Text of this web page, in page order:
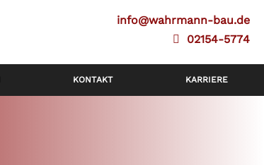
info@wahrmann-bau.de
02154-5774
KONTAKT KARRIERE